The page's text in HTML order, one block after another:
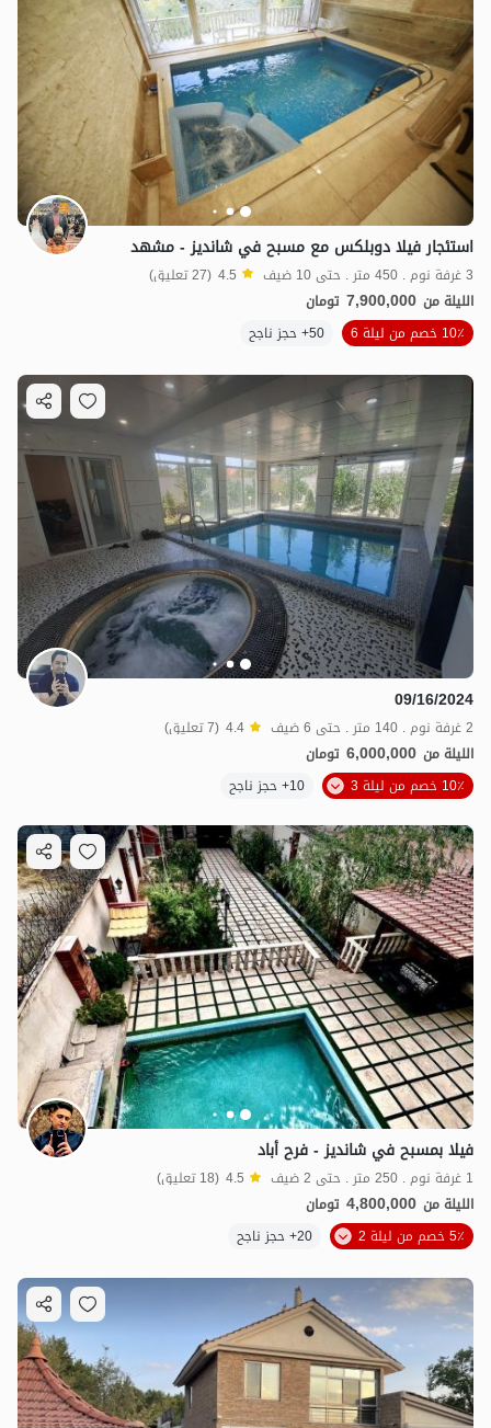
استئجار فيلا دوبلكس مع مسبح في شانديز - مشهد
3 غرفة نوم . 450 متر . حتى 10 ضيف 4.5 (27 تعليق)
الليلة من 7,900,000 تومان
10٪ خصم من ليلة 6
50+ حجز ناجح
09/16/2024
2 غرفة نوم . 140 متر . حتى 6 ضيف 4.4 (7 تعليق)
الليلة من 6,000,000 تومان
10٪ خصم من ليلة 3
10+ حجز ناجح
فيلا بمسبح في شانديز - فرح أباد
1 غرفة نوم . 250 متر . حتى 2 ضيف 4.5 (18 تعليق)
الليلة من 4,800,000 تومان
5٪ خصم من ليلة 2
20+ حجز ناجح